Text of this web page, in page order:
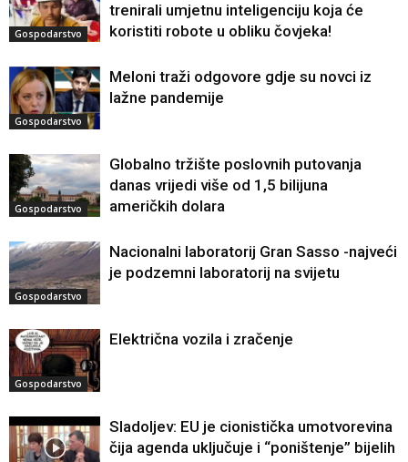
Gospodarstvo
trenirali umjetnu inteligenciju koja će
koristiti robote u obliku čovjeka!
Gospodarstvo
Meloni traži odgovore gdje su novci iz
lažne pandemije
Gospodarstvo
Globalno tržište poslovnih putovanja
danas vrijedi više od 1,5 bilijuna
američkih dolara
Gospodarstvo
Nacionalni laboratorij Gran Sasso -najveći
je podzemni laboratorij na svijetu
Gospodarstvo
Električna vozila i zračenje
Sladoljev: EU je cionistička umotvorevina
čija agenda uključuje i “poništenje” bijelih